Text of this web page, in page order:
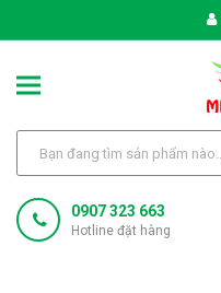
0907 323 663
Hotline đặt hàng